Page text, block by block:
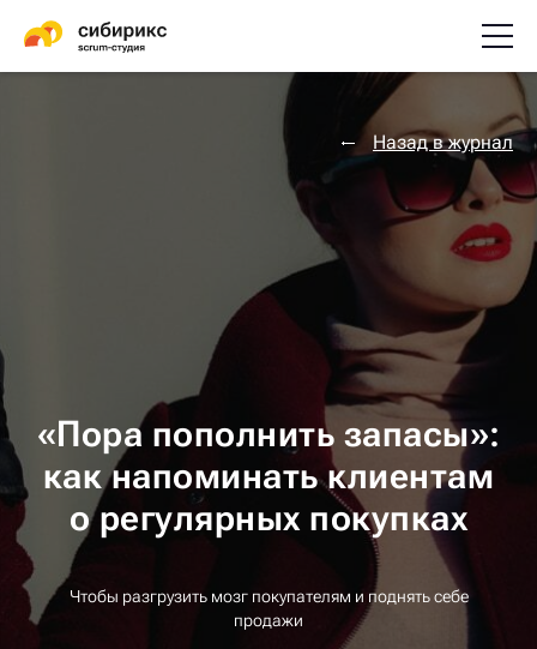
Назад в журнал
«Пора пополнить запасы»:
как напоминать клиентам
о регулярных покупках
Чтобы разгрузить мозг покупателям и поднять себе
продажи